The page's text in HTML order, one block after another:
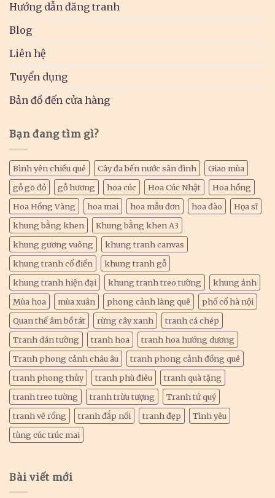
Hướng dẫn đăng tranh
Blog
Liên hệ
Tuyển dụng
Bản đồ đến cửa hàng
Bạn đang tìm gì?
Bình yên chiều quê Cây đa bến nước sân đình
Giao mùa
gỗ gõ đỏ
gỗ hương hoa cúc Hoa Cúc Nhật
Hoa hồng
Hoa Hồng Vàng
hoa mai hoa mẫu đơn hoa đào
Họa sĩ
khung bằng khen
Khung bằng khen A3
khung gương vuông
khung tranh canvas
khung tranh cổ điển
khung tranh gỗ
khung tranh hiện đại
khung tranh treo tường
khung ảnh
Mùa hoa
mùa xuân phong cảnh làng quê
phố cổ hà nội
Quan thế âm bồ tát
rừng cây xanh
tranh cá chép
Tranh dán tường
tranh hoa
tranh hoa hướng dương
Tranh phong cảnh châu âu
tranh phong cảnh đồng quê
tranh phong thủy
tranh phù điêu
tranh quà tặng
tranh treo tường
tranh trừu tượng
Tranh tứ quý
tranh vẽ rồng
tranh đắp nổi tranh đẹp
Tình yêu
tùng cúc trúc mai
Bài viết mới